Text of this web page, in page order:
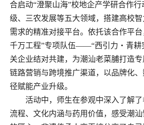
合启动“澄聚山海”校地企产学研合作
级、三农发展等五大领域，搭建高校
需求的精准对接平台。依托该合作平
千万工程”专项队伍——“西引力・青耕
关企业结对共建，为潮汕老菜脯打造
链路营销与跨境推广渠道，以品牌化
径赋能产业升级。
活动中，师生在参观中深入了解
流程、文化内涵与药用价值，感受潮